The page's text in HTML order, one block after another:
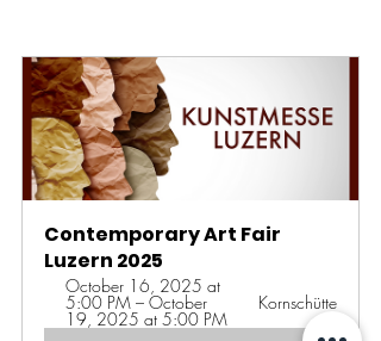
Contemporary Art Fair
Luzern 2025
October 16, 2025 at
5:00 PM – October
19, 2025 at 5:00 PM
Kornschütte